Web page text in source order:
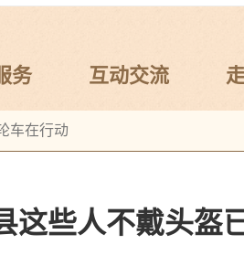
务 互动交流
车在行动
这些人不戴头盔